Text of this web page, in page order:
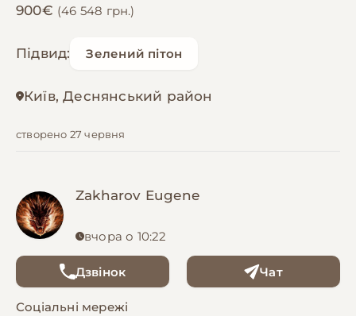
900€ (46 548 грн.)
Підвид: Зелений пітон
Київ, Деснянський район
створено 27 червня
Zakharov Eugene
вчора о 10:22
Дзвінок Чат
Соціальні мережі